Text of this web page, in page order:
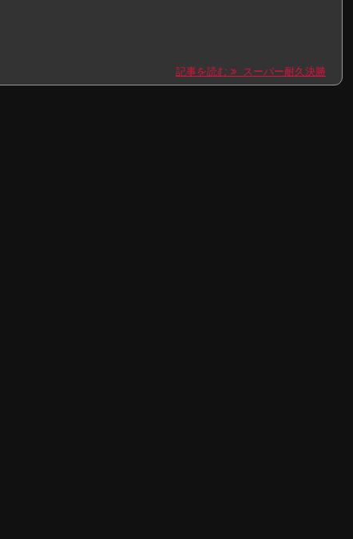
記事を読む スーパー耐久決勝